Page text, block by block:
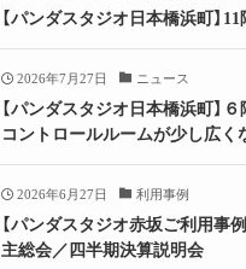
【パンダスタジオ日本橋浜町】
2026年7月27日 ニュース
【パンダスタジオ日本橋浜町】
コントロールルームが少し広く
2026年6月27日 利用事例
【パンダスタジオ赤坂ご利用事
主総会／四半期決算説明会